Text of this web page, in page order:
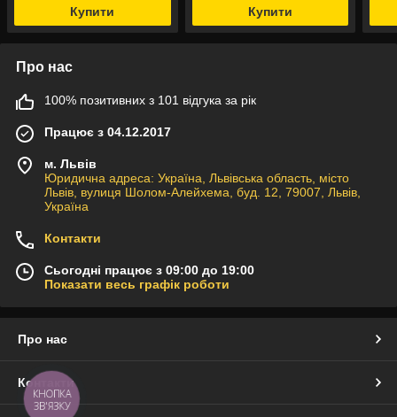
Купити Купити
Про нас
100% позитивних з 101 відгука за рік
Працює з 04.12.2017
м. Львів
Юридична адреса: Україна, Львівська область, місто
Львів, вулиця Шолом-Алейхема, буд. 12, 79007, Львів,
Україна
Контакти
Сьогодні працює з 09:00 до 19:00
Показати весь графік роботи
Про нас
Контакти
КНОПКА
ЗВ'ЯЗКУ